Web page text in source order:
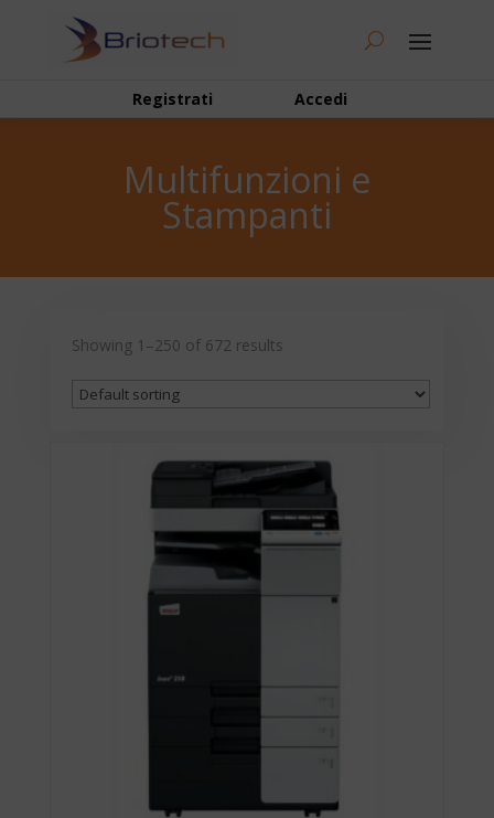
Registrati Accedi
Multifunzioni e
Stampanti
Showing 1–250 of 672 results